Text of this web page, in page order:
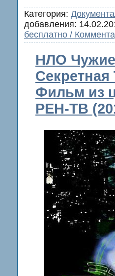
Категория:
добавления:
бесплатно /
НЛО
Фильм из
РЕН-ТВ